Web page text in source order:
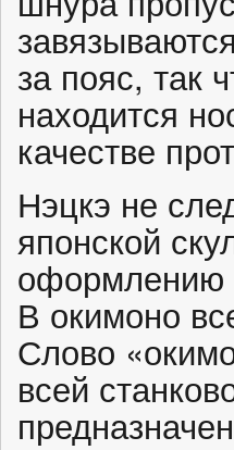
за пояс, так
находится
качестве
Нэцкэ не
японской
оформлению
В окимоно
Слово
всей